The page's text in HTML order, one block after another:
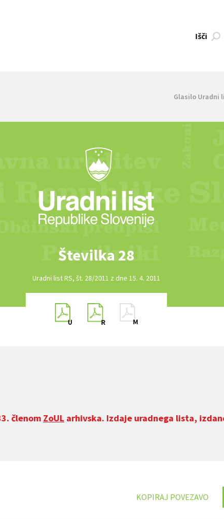
Išči
Glasilo Uradni
Številka 28
Uradni list RS, št. 28/2011 z dne 15. 4. 2011
členom ZoUL arhivska. Izdaje uradnega lista,
KOPIRAJ POVEZAVO